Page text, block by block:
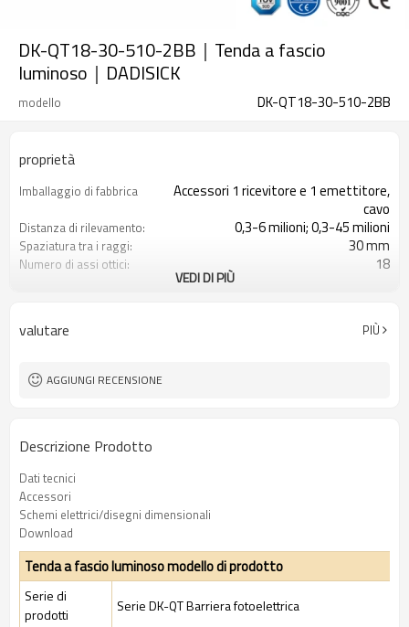
DK-QT18-30-510-2BB｜Tenda a fascio
luminoso｜DADISICK
modello DK-QT18-30-510-2BB
proprietà
Imballaggio di fabbrica
Accessori 1 ricevitore e 1 emettitore,
cavo
Distanza di rilevamento: 0,3-6 milioni; 0,3-45 milioni
Spaziatura tra i raggi: 30 mm
Numero di assi ottici: 18
Spina di interfaccia Dotato di connettore M16
Certificazione:
VEDI DI PIÙ
valutare PIÙ
AGGIUNGI RECENSIONE
Descrizione Prodotto
Dati tecnici
Accessori
Schemi elettrici/disegni dimensionali
Download
Tenda a fascio luminoso modello di prodotto
Serie di
prodotti
Serie DK-QT Barriera fotoelettrica